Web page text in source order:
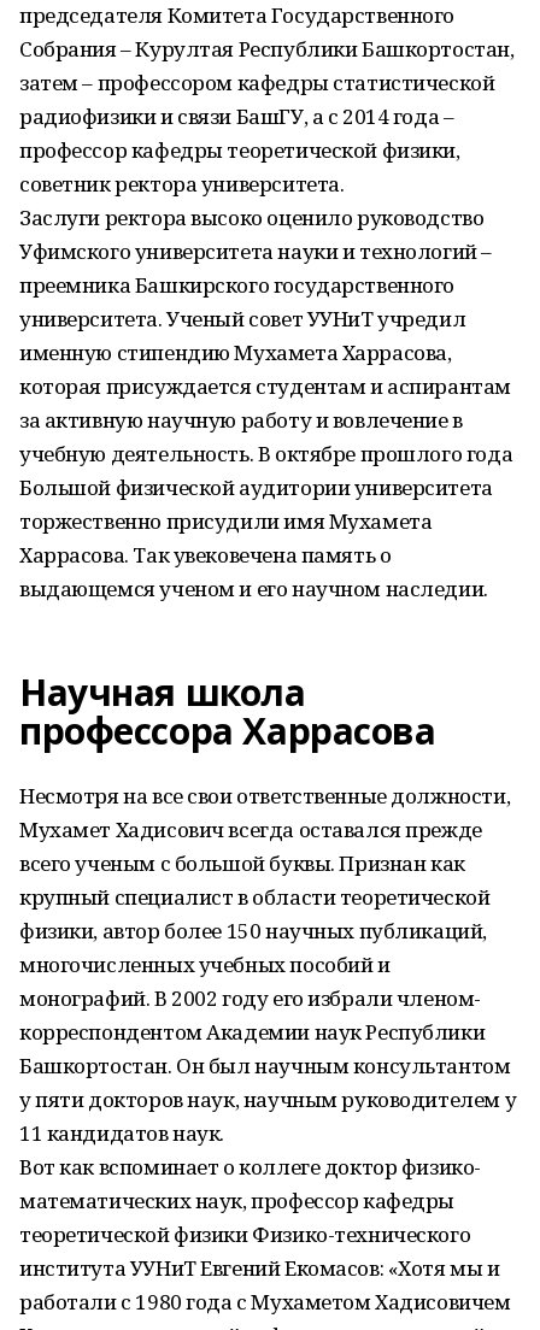
председателя Комитета Государственного
Собрания – Курултая Республики Башкортостан,
затем – профессором кафедры статистической
радиофизики и связи БашГУ, а с 2014 года –
профессор кафедры теоретической физики,
советник ректора университета.
Заслуги ректора высоко оценило руководство
Уфимского университета науки и технологий –
преемника Башкирского государственного
университета. Ученый совет УУНиТ учредил
именную стипендию Мухамета Харрасова,
которая присуждается студентам и аспирантам
за активную научную работу и вовлечение в
учебную деятельность. В октябре прошлого года
Большой физической аудитории университета
торжественно присудили имя Мухамета
Харрасова. Так увековечена память о
выдающемся ученом и его научном наследии.
Научная школа
профессора Харрасова
Несмотря на все свои ответственные должности,
Мухамет Хадисович всегда оставался прежде
всего ученым с большой буквы. Признан как
крупный специалист в области теоретической
физики, автор более 150 научных публикаций,
многочисленных учебных пособий и
монографий. В 2002 году его избрали членом-
корреспондентом Академии наук Республики
Башкортостан. Он был научным консультантом
у пяти докторов наук, научным руководителем у
11 кандидатов наук.
Вот как вспоминает о коллеге доктор физико-
математических наук, профессор кафедры
теоретической физики Физико-технического
института УУНиТ Евгений Екомасов: «Хотя мы и
работали с 1980 года с Мухаметом Хадисовичем